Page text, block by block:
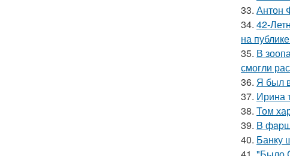
33. Антон
34. 42-
на
35. В
смогли
36. Я был
37. Ирина
38. Том
39. B
40. Банку